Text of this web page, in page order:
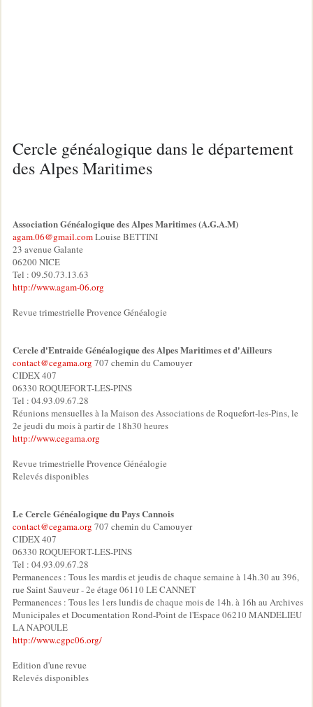
Cercle généalogique dans le département
des Alpes Maritimes
Association Généalogique des Alpes Maritimes (A.G.A.M)
agam.06@gmail.comLouise BETTINI
23 avenue Galante
06200 NICE
Tel : 09.50.73.13.63
http://www.agam-06.org
Revue trimestrielle Provence Généalogie
Cercle d'Entraide Généalogique des Alpes Maritimes et d'Ailleurs
contact@cegama.org 707 chemin du Camouyer
CIDEX 407
06330 ROQUEFORT-LES-PINS
Tel : 04.93.09.67.28
Réunions mensuelles à la Maison des Associations de Roquefort-les-Pins, le
2e jeudi du mois à partir de 18h30 heures
http://www.cegama.org
Revue trimestrielle Provence Généalogie
Relevés disponibles
Le Cercle Généalogique du Pays Cannois
contact@cegama.org 707 chemin du Camouyer
CIDEX 407
06330 ROQUEFORT-LES-PINS
Tel : 04.93.09.67.28
Permanences : Tous les mardis et jeudis de chaque semaine à 14h.30 au 396,
rue Saint Sauveur - 2e étage 06110 LE CANNET
Permanences : Tous les 1ers lundis de chaque mois de 14h. à 16h au Archives
Municipales et Documentation Rond-Point de l'Espace 06210 MANDELIEU
LA NAPOULE
http://www.cgpc06.org/
Edition d'une revue
Relevés disponibles